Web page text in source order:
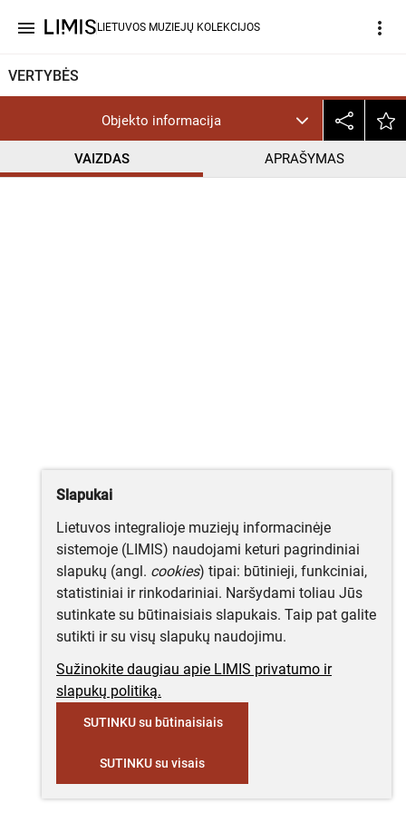
menu LIETUVOS MUZIEJŲ KOLEKCIJOS more_vert
VERTYBĖS
Objekto informacija
VAIZDAS APRAŠYMAS
help_outline
Slapukai
Lietuvos integralioje muziejų informacinėje
sistemoje (LIMIS) naudojami keturi pagrindiniai
slapukų (angl. cookies) tipai: būtinieji, funkciniai,
statistiniai ir rinkodariniai. Naršydami toliau Jūs
sutinkate su būtinaisiais slapukais. Taip pat galite
sutikti ir su visų slapukų naudojimu.
Sužinokite daugiau apie LIMIS privatumo ir
slapukų politiką.
SUTINKU su būtinaisiais
SUTINKU su visais